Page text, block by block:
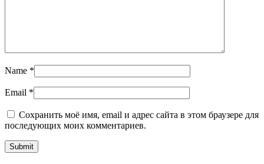
Name *
Email *
Сохранить моё имя, email и адрес сайта в этом браузере для
последующих моих комментариев.